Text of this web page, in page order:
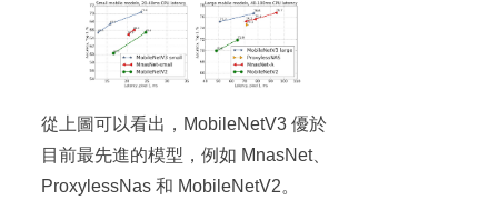
從上圖可以看出，MobileNetV3 優於
目前最先進的模型，例如 MnasNet、
ProxylessNas 和 MobileNetV2。